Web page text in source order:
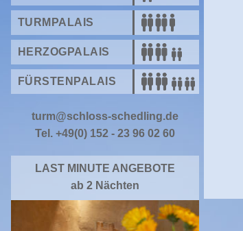
TURMPALAIS
HERZOGPALAIS
FÜRSTENPALAIS
turm@schloss-schedling.de
Tel. +49(0) 152 - 23 96 02 60
LAST MINUTE ANGEBOTE
ab 2 Nächten